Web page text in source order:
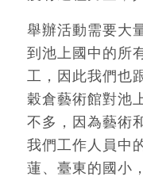
舉辦活動需要大
到池上國中的所
工，因此我們也
穀倉藝術館對池
不多，因為藝術
我們工作人員中
蓮、臺東的國小